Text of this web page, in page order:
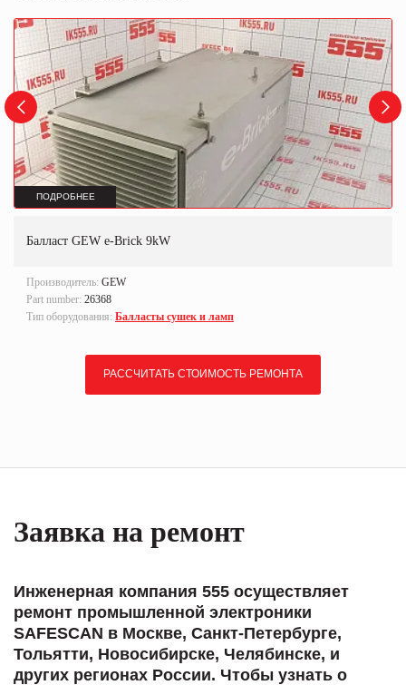
ПОДРОБНЕЕ
Балласт GEW e-Brick 9kW
Производитель: GEW
Part number: 26368
Тип оборудования: Балласты сушек и ламп
РАССЧИТАТЬ СТОИМОСТЬ РЕМОНТА
Заявка на ремонт
Инженерная компания 555 осуществляет
ремонт промышленной электроники
SAFESCAN в Москве, Санкт-Петербурге,
Тольятти, Новосибирске, Челябинске, и
других регионах России. Чтобы узнать о